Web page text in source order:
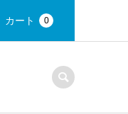
カート 0